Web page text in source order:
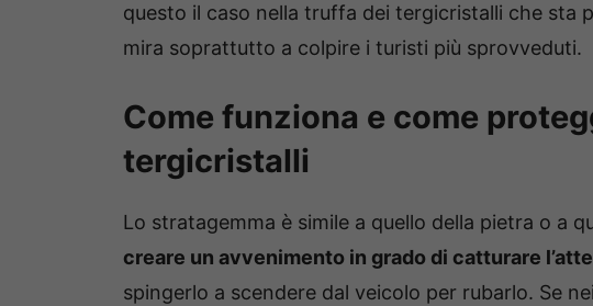
questo il caso nella truffa dei tergicristalli che sta
mira soprattutto a colpire i turisti più sprovveduti.
Come funziona e come
tergicristalli
Lo stratagemma è simile a quello della pietra o a
creare un avvenimento in grado di catturare
spingerlo a scendere dal veicolo per rubarlo. Se